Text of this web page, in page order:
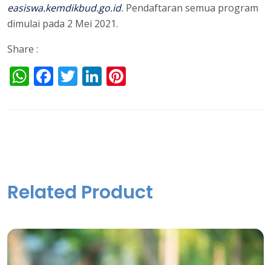
easiswa.kemdikbud.go.id. Pendaftaran semua program
dimulai pada 2 Mei 2021.
Share :
W
p
F
k
T Li
Related Product